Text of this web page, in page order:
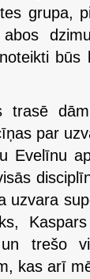
grupa,
trasē
par
Evelīnu
uzvara
trešo
kas arī